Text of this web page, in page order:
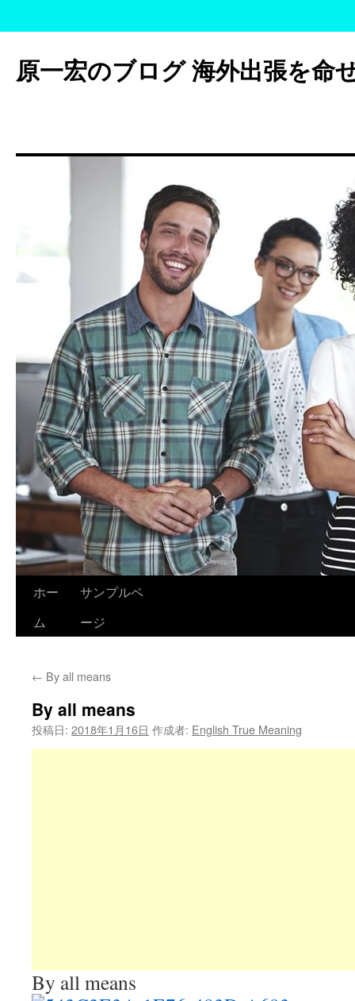
テ
ン
ッ
原一宏のブログ 海外出張を命
ホー
ム
サンプルペ
ージ
← By all means
By all means
投稿日: 2018年1月16日 作成者: English True Meaning
By all means